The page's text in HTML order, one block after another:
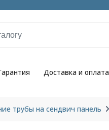
Доставка и оплата
трубы на сендвич панель